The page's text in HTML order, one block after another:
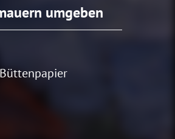
umgeben